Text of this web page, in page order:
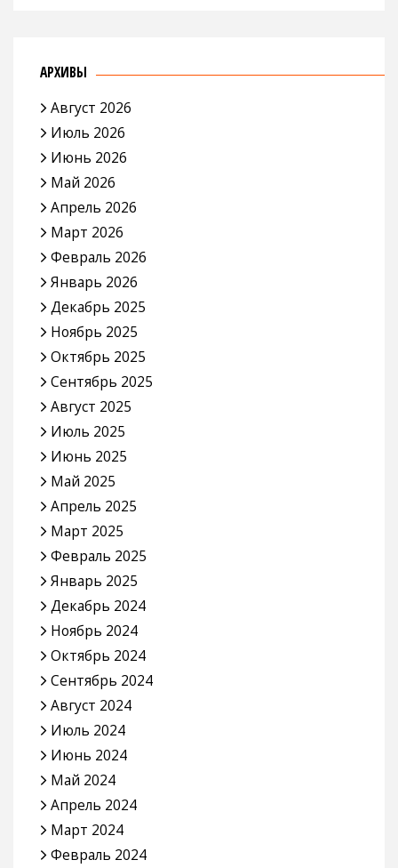
АРХИВЫ
Август 2026
Июль 2026
Июнь 2026
Май 2026
Апрель 2026
Март 2026
Февраль 2026
Январь 2026
Декабрь 2025
Ноябрь 2025
Октябрь 2025
Сентябрь 2025
Август 2025
Июль 2025
Июнь 2025
Май 2025
Апрель 2025
Март 2025
Февраль 2025
Январь 2025
Декабрь 2024
Ноябрь 2024
Октябрь 2024
Сентябрь 2024
Август 2024
Июль 2024
Июнь 2024
Май 2024
Апрель 2024
Март 2024
Февраль 2024